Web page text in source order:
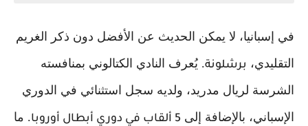
في إسبانيا، لا يمكن الحديث عن الأفضل دون ذكر الغريم
التقليدي، برشلونة. يُعرف النادي الكتالوني بمنافسته
الشرسة لريال مدريد، ولديه سجل استثنائي في الدوري
الإسباني، بالإضافة إلى 5 ألقاب في دوري أبطال أوروبا
. ما